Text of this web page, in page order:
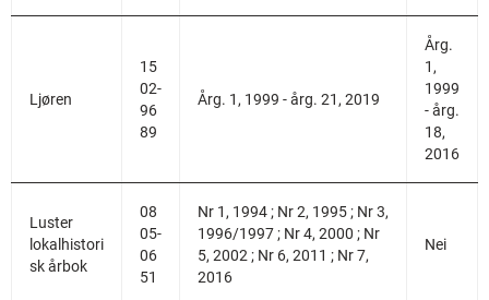
Ljøren
15
02-
96
89
Årg. 1, 1999 - årg. 21, 2019
Årg.
1,
1999
- årg.
18,
2016
Luster
lokalhistori
sk årbok
08
05-
06
51
Nr 1, 1994 ; Nr 2, 1995 ; Nr 3,
1996/1997 ; Nr 4, 2000 ; Nr
5, 2002 ; Nr 6, 2011 ; Nr 7,
2016
Nei